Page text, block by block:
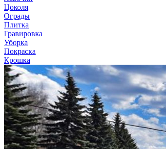
Цоколя
Ограды
Плитка
Гравировка
Уборка
Покраска
Крошка